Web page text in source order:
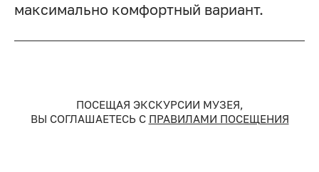
максимально комфортный вариант.
ПОСЕЩАЯ ЭКСКУРСИИ МУЗЕЯ,
ВЫ СОГЛАШАЕТЕСЬ С ПРАВИЛАМИ ПОСЕЩЕНИЯ